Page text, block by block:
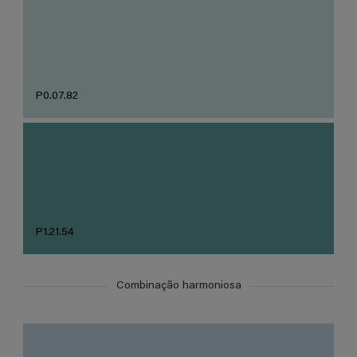
P0.07.82
P1.21.54
Combinação harmoniosa